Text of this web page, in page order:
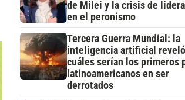
de Milei y la crisis de
en el peronismo
Tercera Guerra Mundial: la
inteligencia artificial reveló
cuáles serían los primeros
latinoamericanos en ser
derrotados